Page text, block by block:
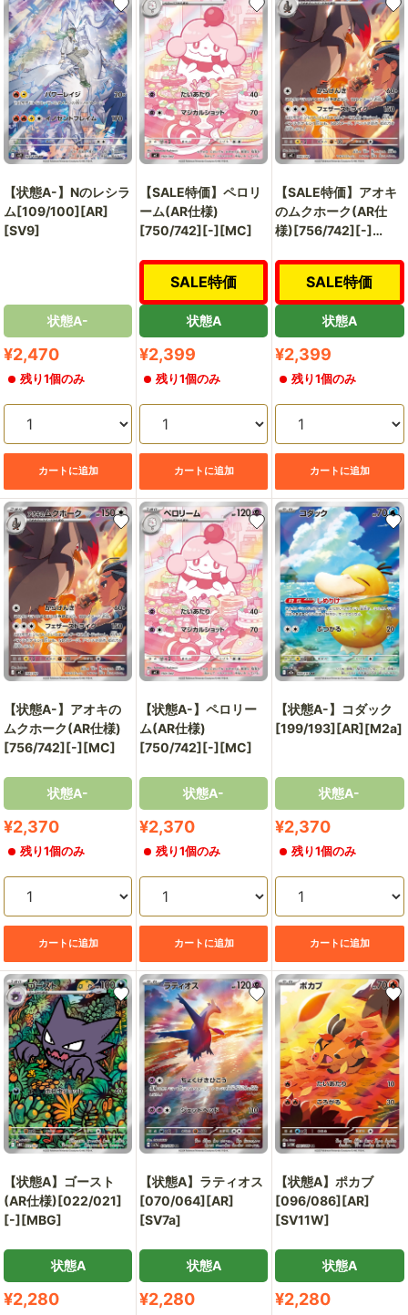
【状態A-】Nのレシラ
ム[109/100][AR]
[SV9]
状態A-
販
価
格
¥2,470
残り1個のみ
カートに追加
【SALE特価】ペロリ
ーム(AR仕様)
[750/742][-][MC]
SALE特価
状態A
販
価
格
¥2,399
残り1個のみ
カートに追加
【SALE特価】アオキ
のムクホーク(AR仕
様)[756/742][-]
SALE特価
状態A
販
価
格
¥2,399
残り1個のみ
カートに追加
【状態A-】アオキの
ムクホーク(AR仕様)
[756/742][-][MC]
状態A-
販
価
格
¥2,370
残り1個のみ
カートに追加
【状態A-】ペロリー
ム(AR仕様)
[750/742][-][MC]
状態A-
販
価
格
¥2,370
残り1個のみ
カートに追加
【状態A-】コダック
[199/193][AR][M2a]
状態A-
販
価
格
¥2,370
残り1個のみ
カートに追加
【状態A】ゴースト
(AR仕様)[022/021]
[-][MBG]
状態A
販
¥2,280
【状態A】ラティオス
[070/064][AR]
[SV7a]
状態A
販
¥2,280
【状態A】ポカブ
[096/086][AR]
[SV11W]
状態A
販
¥2,280